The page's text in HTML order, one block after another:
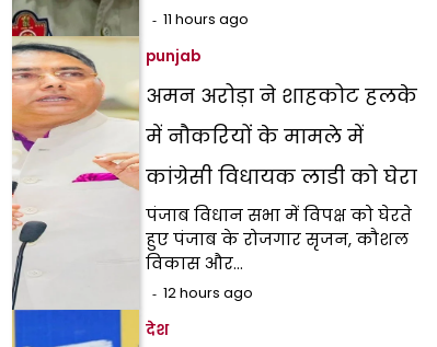
11 hours ago
punjab
अमन अरोड़ा ने शाहकोट हलके
में नौकरियों के मामले में
कांग्रेसी विधायक लाडी को घेरा
पंजाब विधान सभा में विपक्ष को घेरते
हुए पंजाब के रोजगार सृजन, कौशल
विकास और…
12 hours ago
देश